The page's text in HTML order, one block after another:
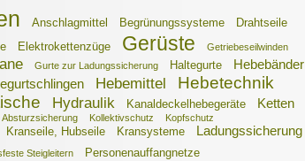
Anschlagmittel Begrünungssysteme
Drahtseile
Elektrokettenzüge Gerüste Getriebeseilwinden
Gurte zur Ladungssicherung Haltegurte Hebebänder
Hebemittel Hebetechnik
Hydraulik Kanaldeckelhebegeräte Ketten
Absturzsicherung Kollektivschutz Kopfschutz
Kranseile, Hubseile Kransysteme Ladungssicherung
Steigleitern Personenauffangnetze